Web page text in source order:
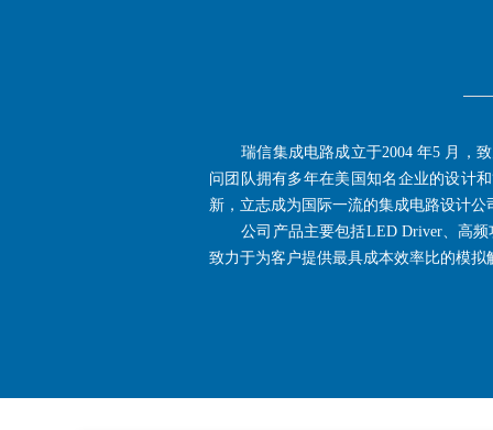
瑞信集成电路成立于2004 年5 月，致
问团队拥有多年在美国知名企业的设计
新，立志成为国际一流的集成电路设计公
公司产品主要包括LED Driver、高频
致力于为客户提供最具成本效率比的模拟